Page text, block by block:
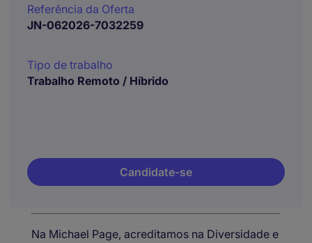
Referência da Oferta
JN-062026-7032259
Tipo de trabalho
Trabalho Remoto / Híbrido
Candidate-se
Na Michael Page, acreditamos na Diversidade e